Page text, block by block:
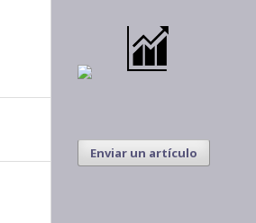
Enviar un artículo